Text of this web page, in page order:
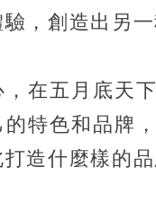
，創造出另一
，在五月底天
的特色和品牌
造什麼樣的品